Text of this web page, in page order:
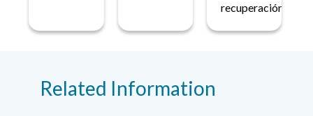
recuperación.
Related Information